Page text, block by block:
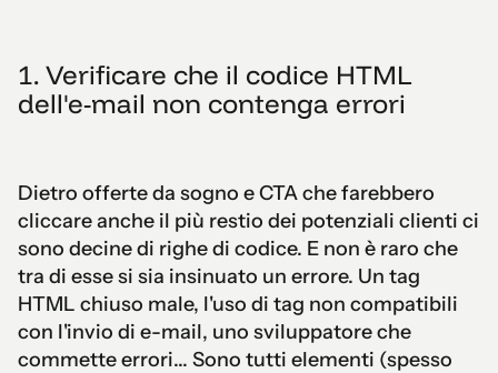
1. Verificare che il codice HTML
dell'e-mail non contenga errori
Dietro offerte da sogno e CTA che farebbero
cliccare anche il più restio dei potenziali clienti ci
sono decine di righe di codice. E non è raro che
tra di esse si sia insinuato un errore. Un tag
HTML chiuso male, l'uso di tag non compatibili
con l'invio di e-mail, uno sviluppatore che
commette errori... Sono tutti elementi (spesso